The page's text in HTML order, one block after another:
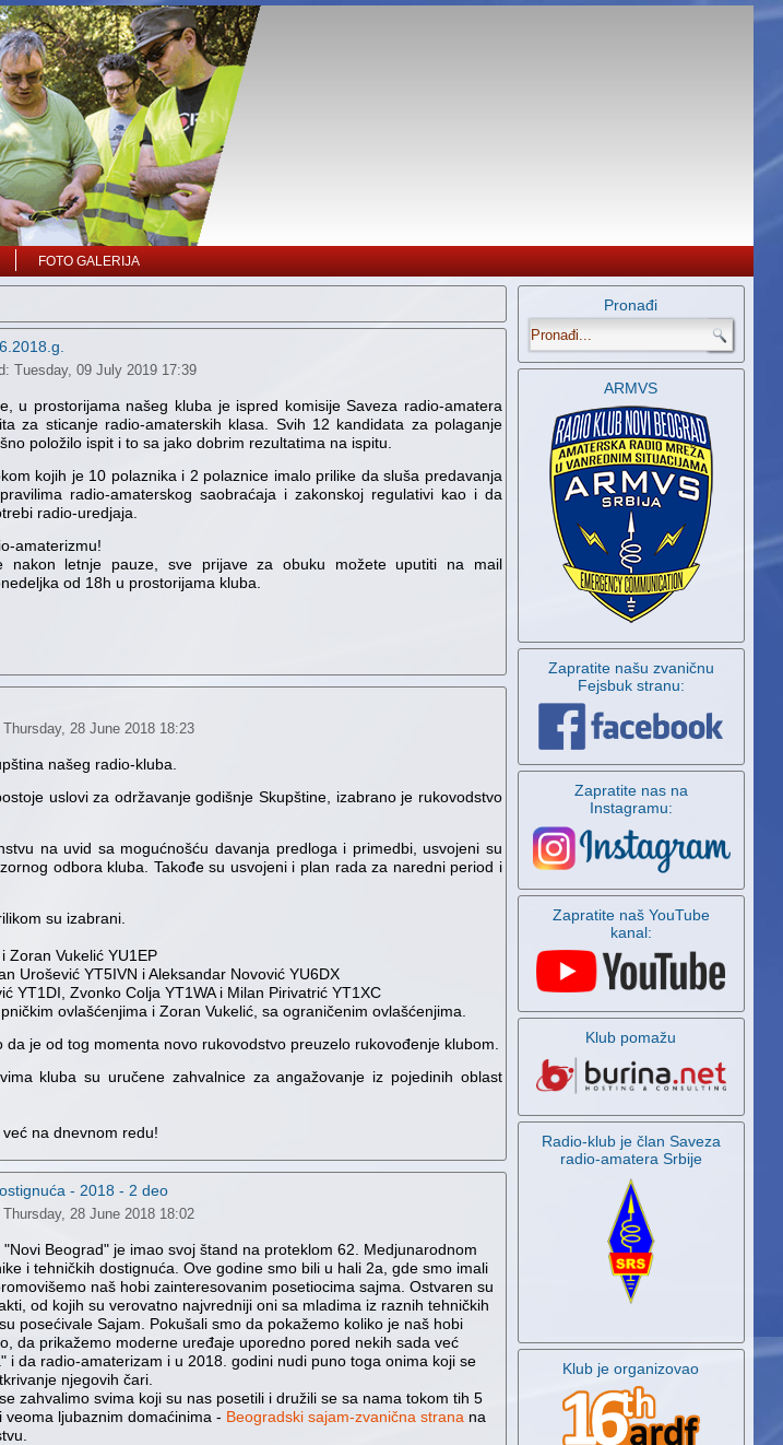
FOTO GALERIJA
Tuesday, 09 July 2019 17:39
u prostorijama našeg kluba je ispred komisije Saveza radio-amatera
za sticanje radio-amaterskih klasa. Svih 12 kandidata za polaganje
položilo ispit i to sa jako dobrim rezultatima na ispitu.
kojih je 10 polaznika i 2 polaznice imalo prilike da sluša predavanja
radio-amaterskog saobraćaja i zakonskoj regulativi kao i da
radio-uredjaja.
amaterizmu!
nakon letnje pauze, sve prijave za obuku možete uputiti na mail
od 18h u prostorijama kluba.
28 June 2018 18:23
našeg radio-kluba.
uslovi za održavanje godišnje Skupštine, izabrano je rukovodstvo
na uvid sa mogućnošću davanja predloga i primedbi, usvojeni su
odbora kluba. Takođe su usvojeni i plan rada za naredni period i
su izabrani.
Zoran Vukelić YU1EP
Urošević YT5IVN i Aleksandar Novović YU6DX
YT1DI, Zvonko Colja YT1WA i Milan Pirivatrić YT1XC
ovlašćenjima i Zoran Vukelić, sa ograničenim ovlašćenjima.
je od tog momenta novo rukovodstvo preuzelo rukovođenje klubom.
kluba su uručene zahvalnice za angažovanje iz pojedinih oblast
na dnevnom redu!
- 2018 - 2 deo
28 June 2018 18:02
"Novi Beograd" je imao svoj štand na proteklom 62. Medjunarodnom
i tehničkih dostignuća. Ove godine smo bili u hali 2a, gde smo imali
naš hobi zainteresovanim posetiocima sajma. Ostvaren su
od kojih su verovatno najvredniji oni sa mladima iz raznih tehničkih
posećivale Sajam. Pokušali smo da pokažemo koliko je naš hobi
da prikažemo moderne uređaje uporedno pored nekih sada već
i da radio-amaterizam i u 2018. godini nudi puno toga onima koji se
njegovih čari.
zahvalimo svima koji su nas posetili i družili se sa nama tokom tih 5
veoma ljubaznim domaćinima - Beogradski sajam-zvanična strana na
Pronađi
.
ARMVS
Zapratite našu zvaničnu
Fejsbuk stranu:
Zapratite nas na
Instagramu:
Zapratite naš YouTube
kanal:
Klub pomažu
Radio-klub je član Saveza
radio-amatera Srbije
Klub je organizovao